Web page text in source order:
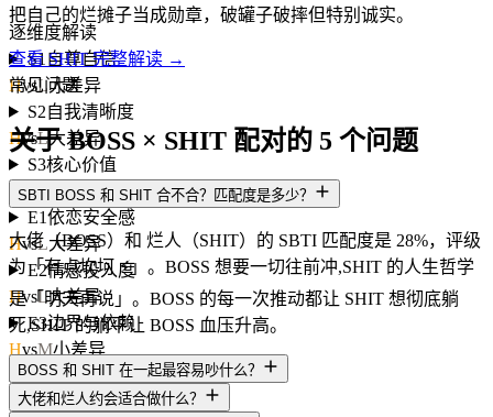
逐维度解读
S1 自尊自信
HvsL大差异
S2自我清晰度
HvsL大差异
S3核心价值
HvsL大差异
E1依恋安全感
HvsL大差异
E2情感投入度
HvsL大差异
E3边界与依赖
HvsM小差异
A1世界观倾向
HvsL大差异
把自己的烂摊子当成勋章，破罐子破摔但特别诚实。
查看 SHIT 完整解读 →
常见问题
关于 BOSS × SHIT 配对的 5 个问题
SBTI BOSS 和 SHIT 合不合？匹配度是多少？
大佬（BOSS）和 烂人（SHIT）的 SBTI 匹配度是 28%，评级
为「有点坎坷 ⚡」。BOSS 想要一切往前冲,SHIT 的人生哲学
是「明天再说」。BOSS 的每一次推动都让 SHIT 想彻底躺
死,SHIT 的躺平让 BOSS 血压升高。
BOSS 和 SHIT 在一起最容易吵什么？
大佬和烂人约会适合做什么？